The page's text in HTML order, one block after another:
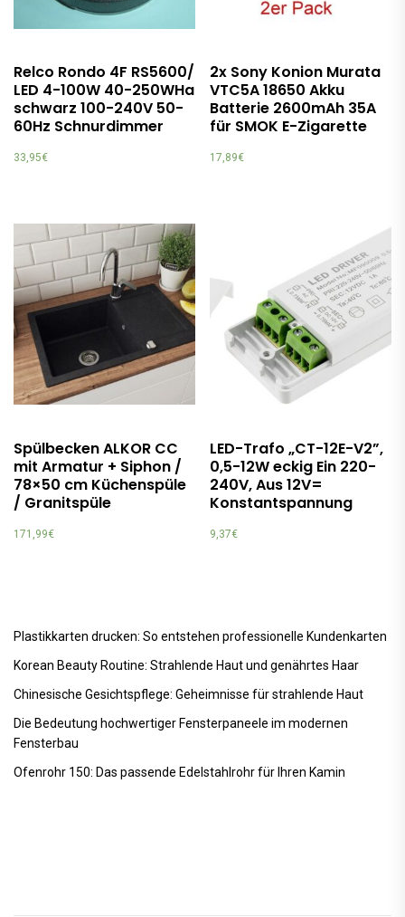
Relco Rondo 4F RS5600/
LED 4-100W 40-250WHa
schwarz 100-240V 50-
60Hz Schnurdimmer
33,95€
2x Sony Konion Murata
VTC5A 18650 Akku
Batterie 2600mAh 35A
für SMOK E-Zigarette
17,89€
Spülbecken ALKOR CC
mit Armatur + Siphon /
78×50 cm Küchenspüle
/ Granitspüle
171,99€
LED-Trafo „CT-12E-V2”,
0,5-12W eckig Ein 220-
240V, Aus 12V=
Konstantspannung
9,37€
Plastikkarten drucken: So entstehen professionelle Kundenkarten
Korean Beauty Routine: Strahlende Haut und genährtes Haar
Chinesische Gesichtspflege: Geheimnisse für strahlende Haut
Die Bedeutung hochwertiger Fensterpaneele im modernen
Fensterbau
Ofenrohr 150: Das passende Edelstahlrohr für Ihren Kamin